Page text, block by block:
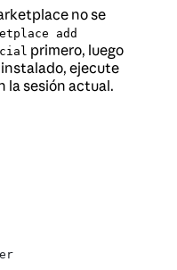
no se
add
primero, luego
ejecute
la sesión actual.